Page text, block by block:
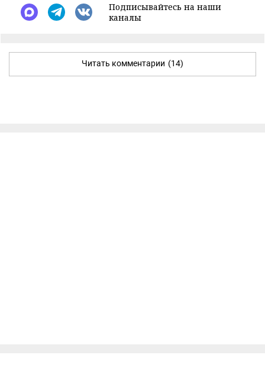
Подписывайтесь на наши
каналы
Читать комментарии (14)